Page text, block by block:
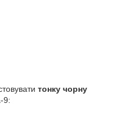
тонку чорну
9: